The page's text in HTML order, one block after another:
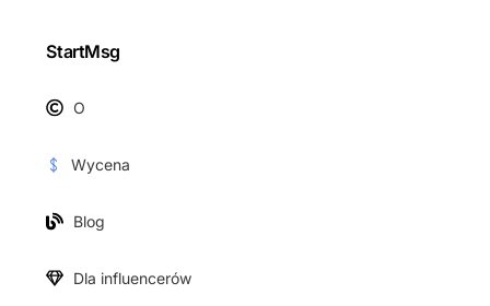
StartMsg
O
Wycena
Blog
Dla influencerów